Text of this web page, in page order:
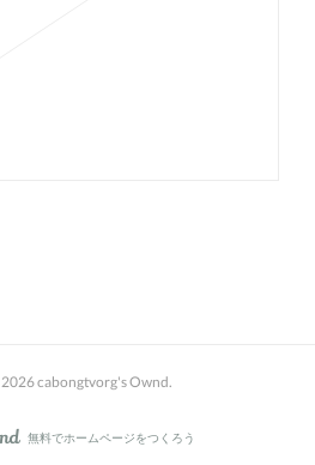
2026cabongtvorg's Ownd.
AmebaOwnd
無料でホームページをつくろう